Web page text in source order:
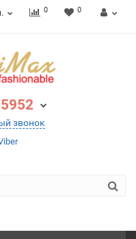
0 0
звонок